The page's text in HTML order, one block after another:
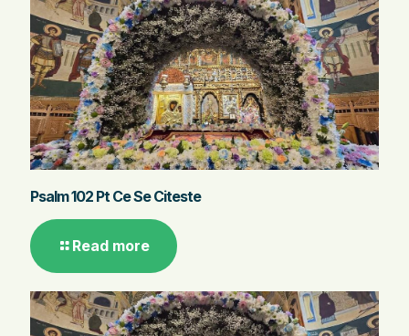
Psalm 102 Pt Ce Se Citeste
Read more